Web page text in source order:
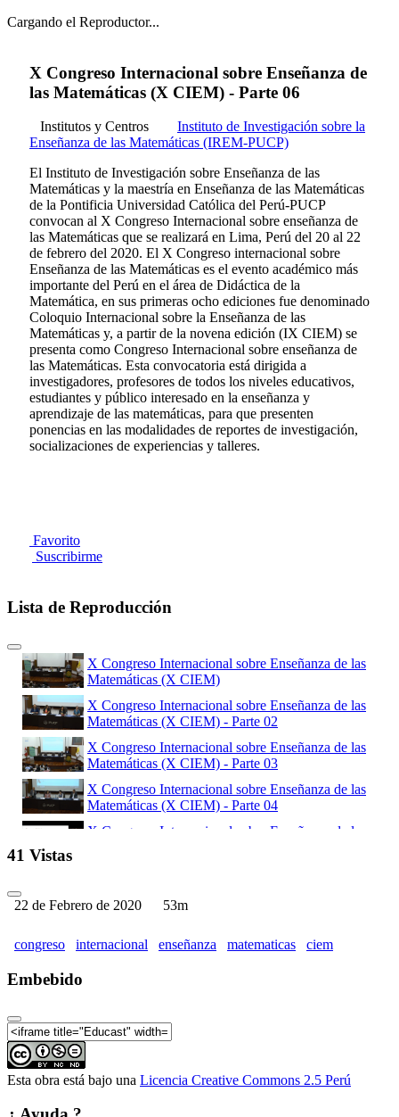
Cargando el Reproductor...
X Congreso Internacional sobre Enseñanza de
las Matemáticas (X CIEM) - Parte 06
Institutos y Centros
Instituto de Investigación sobre la
Enseñanza de las Matemáticas (IREM-PUCP)
El Instituto de Investigación sobre Enseñanza de las
Matemáticas y la maestría en Enseñanza de las Matemáticas
de la Pontificia Universidad Católica del Perú-PUCP
convocan al X Congreso Internacional sobre enseñanza de
las Matemáticas que se realizará en Lima, Perú del 20 al 22
de febrero del 2020. El X Congreso internacional sobre
Enseñanza de las Matemáticas es el evento académico más
importante del Perú en el área de Didáctica de la
Matemática, en sus primeras ocho ediciones fue denominado
Coloquio Internacional sobre la Enseñanza de las
Matemáticas y, a partir de la novena edición (IX CIEM) se
presenta como Congreso Internacional sobre enseñanza de
las Matemáticas. Esta convocatoria está dirigida a
investigadores, profesores de todos los niveles educativos,
estudiantes y público interesado en la enseñanza y
aprendizaje de las matemáticas, para que presenten
ponencias en las modalidades de reportes de investigación,
socializaciones de experiencias y talleres.
Favorito
Suscribirme
Lista de Reproducción
X Congreso Internacional sobre Enseñanza de las
Matemáticas (X CIEM)
X Congreso Internacional sobre Enseñanza de las
Matemáticas (X CIEM) - Parte 02
X Congreso Internacional sobre Enseñanza de las
Matemáticas (X CIEM) - Parte 03
X Congreso Internacional sobre Enseñanza de las
Matemáticas (X CIEM) - Parte 04
X Congreso Internacional sobre Enseñanza de las
41 Vistas
22 de Febrero de 2020 53m
congreso internacional enseñanza matematicas ciem
Embebido
Esta obra está bajo una Licencia Creative Commons 2.5 Perú